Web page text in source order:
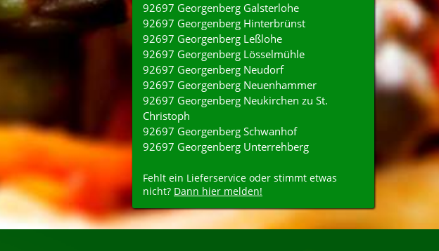
92697 Georgenberg Galsterlohe
92697 Georgenberg Hinterbrünst
92697 Georgenberg Leßlohe
92697 Georgenberg Lösselmühle
92697 Georgenberg Neudorf
92697 Georgenberg Neuenhammer
92697 Georgenberg Neukirchen zu St.
Christoph
92697 Georgenberg Schwanhof
92697 Georgenberg Unterrehberg
Fehlt ein Lieferservice oder stimmt etwas
nicht? Dann hier melden!